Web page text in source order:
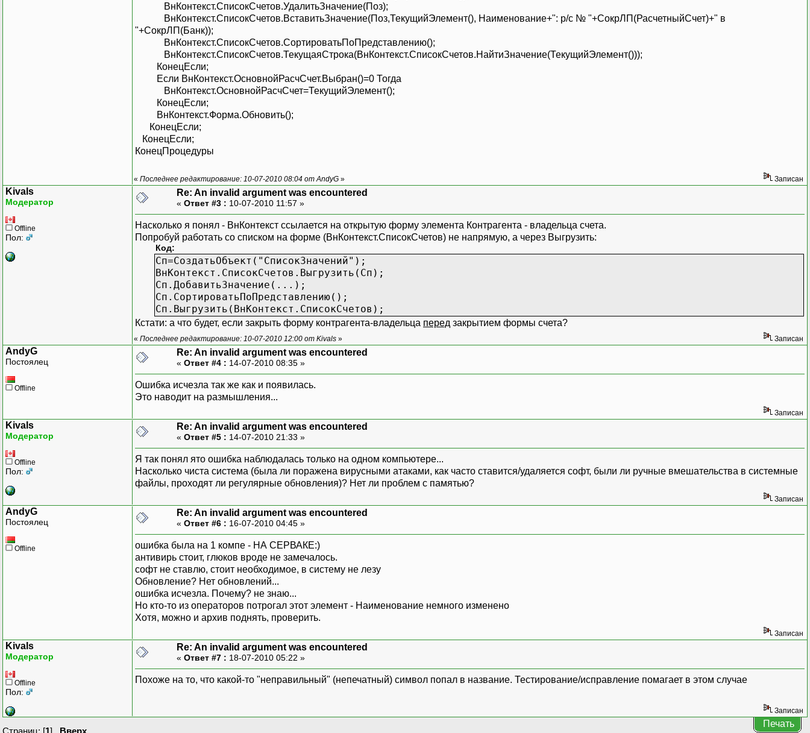
ВнКонтекст.СписокСчетов.УдалитьЗначение(Поз);
ВнКонтекст.СписокСчетов.ВставитьЗначение(Поз,ТекущийЭлемент(), Наименование+": р/с № "+СокрЛП(РасчетныйСчет)+" в
"+СокрЛП(Банк));
ВнКонтекст.СписокСчетов.СортироватьПоПредставлению();
ВнКонтекст.СписокСчетов.ТекущаяСтрока(ВнКонтекст.СписокСчетов.НайтиЗначение(ТекущийЭлемент()));
КонецЕсли;
Если ВнКонтекст.ОсновнойРасчСчет.Выбран()=0 Тогда
ВнКонтекст.ОсновнойРасчСчет=ТекущийЭлемент();
КонецЕсли;
ВнКонтекст.Форма.Обновить();
КонецЕсли;
КонецЕсли;
КонецПроцедуры
« Последнее редактирование: 10-07-2010 08:04 от AndyG » Записан
Kivals
Модератор
Offline
Пол:
Re: An invalid argument was encountered
« Ответ #3 : 10-07-2010 11:57 »
Насколько я понял - ВнКонтекст ссылается на открытую форму элемента Контрагента - владельца счета.
Попробуй работать со списком на форме (ВнКонтекст.СписокСчетов) не напрямую, а через Выгрузить:
Код:
Сп=СоздатьОбъект("СписокЗначений");
ВнКонтекст.СписокСчетов.Выгрузить(Сп);
Сп.ДобавитьЗначение(...);
Сп.СортироватьПоПредставлению();
Сп.Выгрузить(ВнКонтекст.СписокСчетов);
Кстати: а что будет, если закрыть форму контрагента-владельца перед закрытием формы счета?
« Последнее редактирование: 10-07-2010 12:00 от Kivals » Записан
AndyG
Постоялец
Offline
Re: An invalid argument was encountered
« Ответ #4 : 14-07-2010 08:35 »
Ошибка исчезла так же как и появилась.
Это наводит на размышления...
Записан
Kivals
Модератор
Offline
Пол:
Re: An invalid argument was encountered
« Ответ #5 : 14-07-2010 21:33 »
Я так понял ято ошибка наблюдалась только на одном компьютере...
Насколько чиста система (была ли поражена вирусными атаками, как часто ставится/удаляется софт, были ли ручные вмешательства в системные
файлы, проходят ли регулярные обновления)? Нет ли проблем с памятью?
Записан
AndyG
Постоялец
Offline
Re: An invalid argument was encountered
« Ответ #6 : 16-07-2010 04:45 »
ошибка была на 1 компе - НА СЕРВАКЕ:)
антивирь стоит, глюков вроде не замечалось.
софт не ставлю, стоит необходимое, в систему не лезу
Обновление? Нет обновлений...
ошибка исчезла. Почему? не знаю...
Но кто-то из операторов потрогал этот элемент - Наименование немного изменено
Хотя, можно и архив поднять, проверить.
Записан
Kivals
Модератор
Offline
Пол:
Re: An invalid argument was encountered
« Ответ #7 : 18-07-2010 05:22 »
Похоже на то, что какой-то "неправильный" (непечатный) символ попал в название. Тестирование/исправление помагает в этом случае
Записан
Страниц: [1] Вверх
Печать